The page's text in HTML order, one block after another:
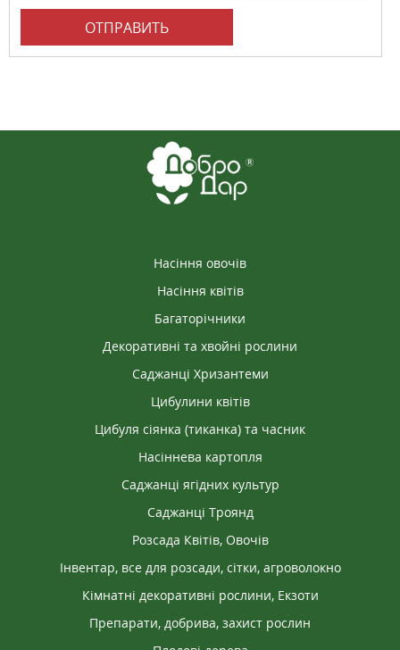
ОТПРАВИТЬ
Насіння овочів
Насіння квітів
Багаторічники
Декоративні та хвойні рослини
Саджанці Хризантеми
Цибулини квітів
Цибуля сіянка (тиканка) та часник
Насіннева картопля
Саджанці ягідних культур
Саджанці Троянд
Розсада Квітів, Овочів
Інвентар, все для розсади, сітки, агроволокно
Кімнатні декоративні рослини, Екзоти
Препарати, добрива, захист рослин